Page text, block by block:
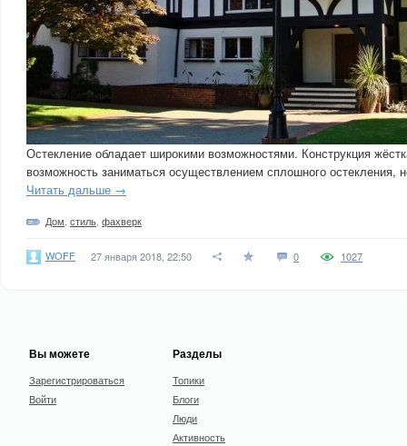
Остекление обладает широкими возможностями. Конструкция
возможность заниматься осуществлением сплошного остекления,
Читать дальше →
Дом, стиль, фахверк
WOFF 27 января 2018, 22:50 0 1027
Вы можете
Зарегистрироваться
Войти
Разделы
Топики
Блоги
Люди
Активность